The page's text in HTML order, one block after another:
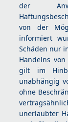
der
von der
informiert
Schäden nur
Handelns
gilt im
unabhängig
ohne
unerlaubter